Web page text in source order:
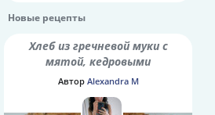
Новые рецепты
Хлеб из гречневой муки с
мятой, кедровыми
орешками и семенами
Автор Alexandra M